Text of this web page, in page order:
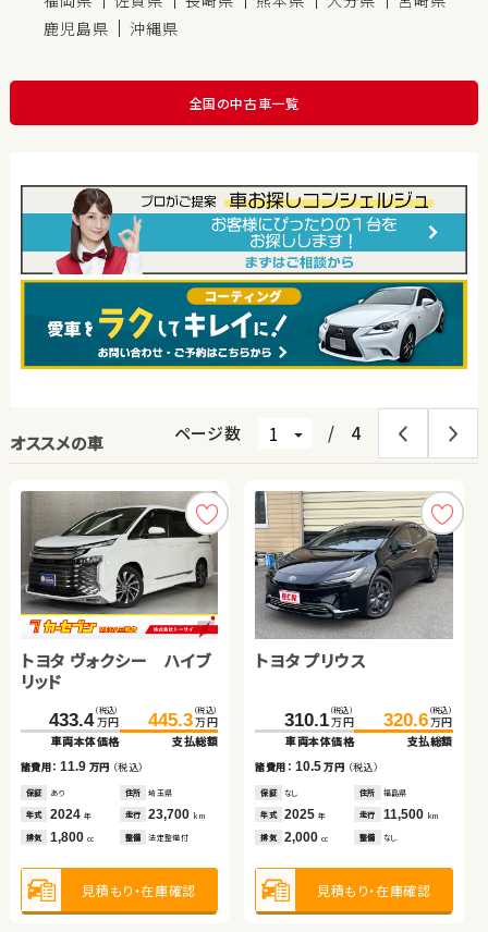
鹿児島県
沖縄県
全国の中古車一覧
オススメの車 ページ数 / 4
トヨタ ヴォクシー ハイブ
リッド
433.4（税込）
万円
車両本体価格
445.3 （税込）
万円
支払総額
諸費用：11.9 万円 （税込）
保証 あり 住所 埼玉県
年式 2024 年 走行 23,700 km
排気 1,800 cc 整備 法定整備付
見積もり・在庫確認
トヨタ プリウス
310.1 （税込）
万円
車両本体価格
320.6 （税込）
万円
支払総額
諸費用： 10.5万円 （税込）
保証 なし 住所 福島県
年式 2025年 走行 11,500 km
排気 2,000cc 整備 なし
見積もり・在庫確認
ホンダ フィット ハイブリ
ッド
68.7（税込）
万円
車両本体価格
79.8 （税込）
万円
支払総額
諸費用：11.1 万円 （税込）
保証 あり 住所 埼玉県
年式 2018 年 走行 77,900 km
排気 1,500 cc 整備 法定整備付
見積もり・在庫確認
スズキ アルト エコ
49.9 （税込）
万円
車両本体価格
54.9 （税込）
万円
支払総額
諸費用： 5.0万円（税込）
保証 なし 住所 徳島県
年式 2013年 走行 13,500 km
排気 660cc 整備 法定整備付
見積もり・在庫確認
ホンダ Ｎ ＢＯＸ
200.1（税込）
万円
車両本体価格
207.8 （税込）
万円
支払総額
諸費用：7.7万円（税込）
保証 あり 住所 福島県
年式 2024 年 走行 4,500km
排気 660cc 整備 なし
見積もり・在庫確認
スズキ ワゴンＲ
16.6 （税込）
万円
車両本体価格
24.8 （税込）
万円
支払総額
諸費用： 8.2万円（税込）
保証 あり 住所 青森県
年式 2010年 走行 132,400km
排気 660cc 整備 法定整備付
見積もり・在庫確認
トヨタ ノア
79.7（税込）
万円
車両本体価格
85.5 （税込）
万円
支払総額
諸費用：5.8万円（税込）
保証 なし 住所 岡山県
年式 2014 年 走行 149,800km
排気 2,000 cc 整備 法定整備付
見積もり・在庫確認
ダイハツ ムーヴ キャンバ
94.9 （税込）
万円
車両本体価格
99.9 （税込）
万円
支払総額
諸費用： 5.0万円（税込）
保証 あり 住所 徳島県
年式 2017年 走行 90,000 km
排気 660cc 整備 法定整備付
見積もり・在庫確認